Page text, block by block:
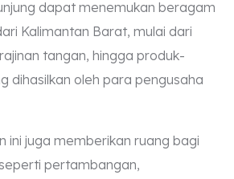
dapat menemukan beragam
Kalimantan Barat, mulai dari
tangan, hingga produk-
dihasilkan oleh para pengusaha
ini juga memberikan ruang bagi
pertambangan,